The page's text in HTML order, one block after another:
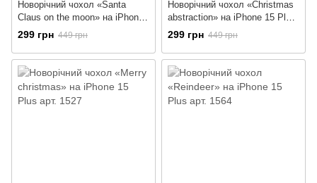
Новорічний чохол «Santa
Claus on the moon» на iPhone
15 Plus арт. 1497
299 грн 449 грн
Новорічний чохол «Christmas
abstraction» на iPhone 15 Plus
арт. 1512
299 грн 449 грн